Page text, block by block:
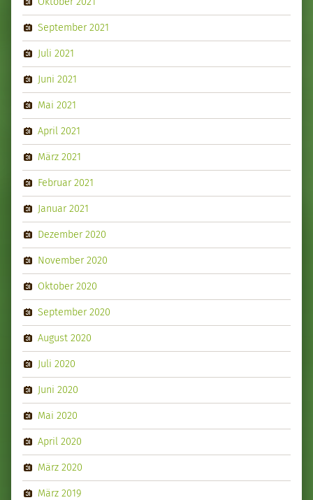
September 2021
Juli 2021
Juni 2021
Mai 2021
April 2021
März 2021
Februar 2021
Januar 2021
Dezember 2020
November 2020
Oktober 2020
September 2020
August 2020
Juli 2020
Juni 2020
Mai 2020
April 2020
März 2020
März 2019